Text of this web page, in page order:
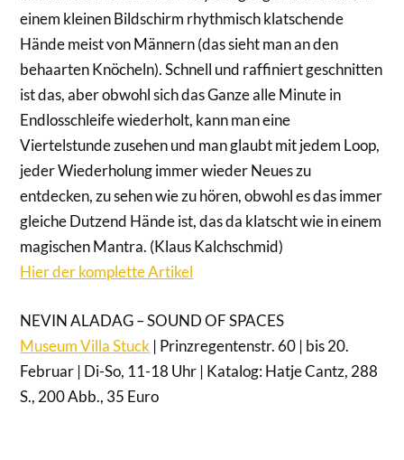
einem kleinen Bildschirm rhythmisch klatschende
Hände meist von Männern (das sieht man an den
behaarten Knöcheln). Schnell und raffiniert geschnitten
ist das, aber obwohl sich das Ganze alle Minute in
Endlosschleife wiederholt, kann man eine
Viertelstunde zusehen und man glaubt mit jedem Loop,
jeder Wiederholung immer wieder Neues zu
entdecken, zu sehen wie zu hören, obwohl es das immer
gleiche Dutzend Hände ist, das da klatscht wie in einem
magischen Mantra. (Klaus Kalchschmid)
Hier der komplette Artikel
NEVIN ALADAG – SOUND OF SPACES
Museum Villa Stuck | Prinzregentenstr. 60 | bis 20.
Februar | Di-So, 11-18 Uhr | Katalog: Hatje Cantz, 288
S., 200 Abb., 35 Euro